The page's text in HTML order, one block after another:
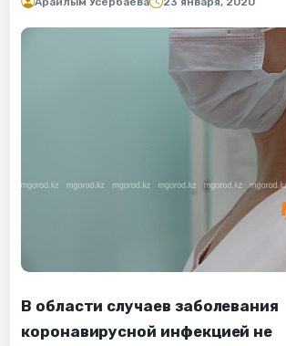
В области случаев заболевания
коронавирусной инфекцией не